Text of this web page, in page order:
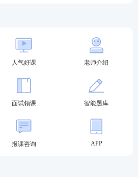
教师资格证考试
解各章节
，系统性帮助
盘考点，串讲历年考试中反复
人气好课 老师介绍
面试领课 智能题库
报课咨询 APP